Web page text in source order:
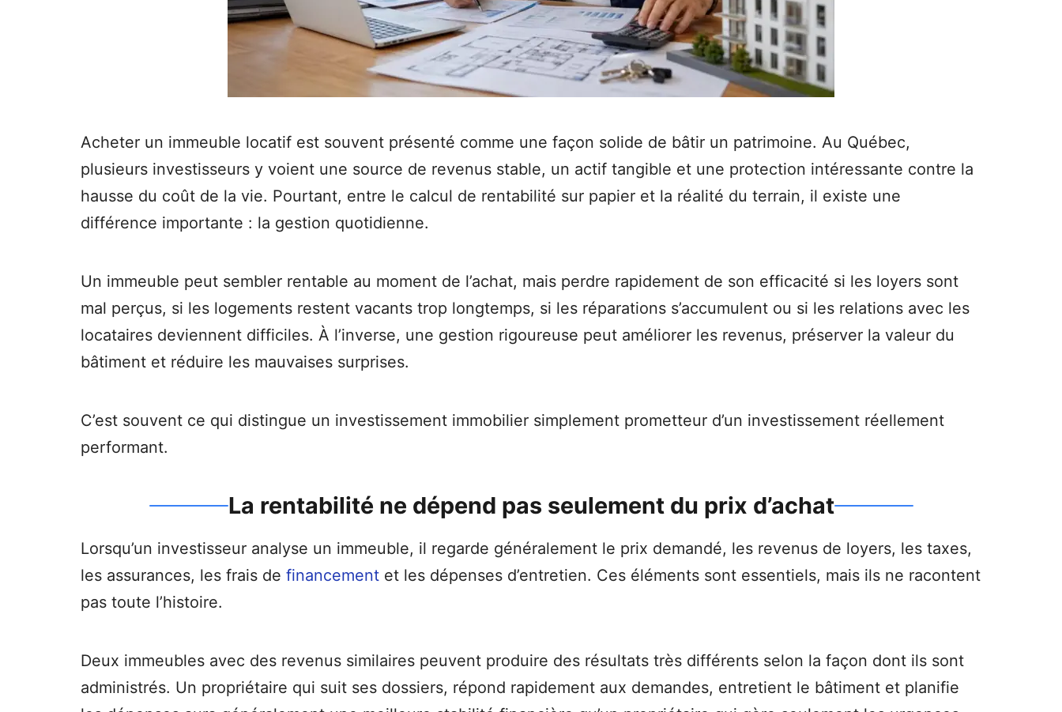
Acheter un immeuble locatif est souvent présenté comme une façon solide de bâtir un patrimoine. Au Québec,
plusieurs investisseurs y voient une source de revenus stable, un actif tangible et une protection intéressante contre la
hausse du coût de la vie. Pourtant, entre le calcul de rentabilité sur papier et la réalité du terrain, il existe une
différence importante : la gestion quotidienne.
Un immeuble peut sembler rentable au moment de l’achat, mais perdre rapidement de son efficacité si les loyers sont
mal perçus, si les logements restent vacants trop longtemps, si les réparations s’accumulent ou si les relations avec les
locataires deviennent difficiles. À l’inverse, une gestion rigoureuse peut améliorer les revenus, préserver la valeur du
bâtiment et réduire les mauvaises surprises.
C’est souvent ce qui distingue un investissement immobilier simplement prometteur d’un investissement réellement
performant.
La rentabilité ne dépend pas seulement du prix d’achat
Lorsqu’un investisseur analyse un immeuble, il regarde généralement le prix demandé, les revenus de loyers, les taxes,
les assurances, les frais de financement et les dépenses d’entretien. Ces éléments sont essentiels, mais ils ne racontent
pas toute l’histoire.
Deux immeubles avec des revenus similaires peuvent produire des résultats très différents selon la façon dont ils sont
administrés. Un propriétaire qui suit ses dossiers, répond rapidement aux demandes, entretient le bâtiment et planifie